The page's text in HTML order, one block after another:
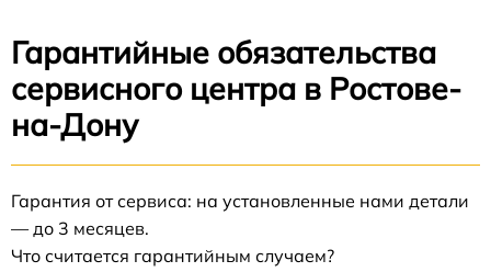
Гарантийные обязательства
сервисного центра в Ростове-
на-Дону
Гарантия от сервиса: на установленные нами детали
— до 3 месяцев.
Что считается гарантийным случаем?